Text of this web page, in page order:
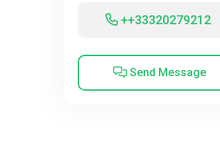
++33320279212
Send Message